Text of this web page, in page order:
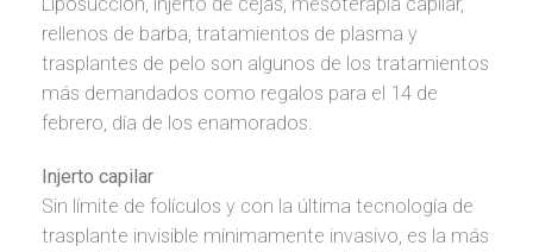
rellenos de barba, tratamientos de plasma y
trasplantes de pelo son algunos de los tratamientos
más demandados como regalos para el 14 de
febrero, día de los enamorados.
Injerto capilar
Sin límite de folículos y con la última tecnología de
trasplante invisible mínimamente invasivo, es la más